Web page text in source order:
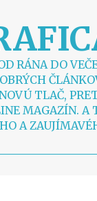
RÁNA DO
TLAČ,
MAGAZÍN. A
A